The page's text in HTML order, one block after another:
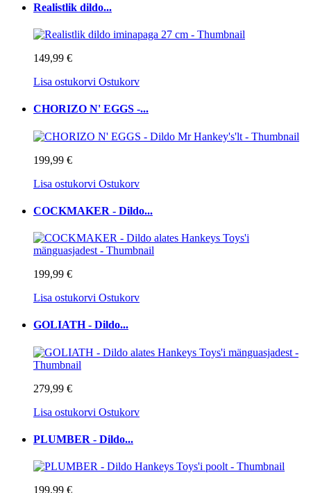
Realistlik dildo...
149,99 €
Lisa ostukorvi Ostukorv
CHORIZO N' EGGS -...
199,99 €
Lisa ostukorvi Ostukorv
COCKMAKER - Dildo...
199,99 €
Lisa ostukorvi Ostukorv
GOLIATH - Dildo...
279,99 €
Lisa ostukorvi Ostukorv
PLUMBER - Dildo...
199,99 €